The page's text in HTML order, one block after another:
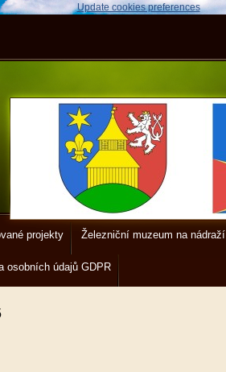
Update cookies preferences
projekty Železniční muzeum na nádraží
osobních údajů GDPR